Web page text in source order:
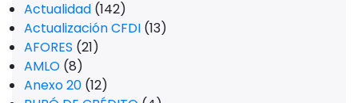
Actualidad (142)
Actualización CFDI (13)
AFORES (21)
AMLO (8)
Anexo 20 (12)